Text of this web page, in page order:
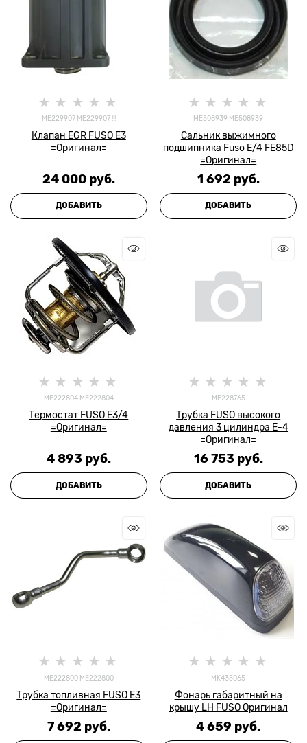
ME229907 ME229907 !!!
Клапан EGR FUSO Е3
=Оригинал=
24 000 руб.
ДОБАВИТЬ
ME508939 ME508939
Сальник выжимного
подшипника Fuso E/4 FE85D
=Оригинал=
1 692 руб.
ДОБАВИТЬ
ME222804 ME222804
Термостат FUSO Е3/4
=Оригинал=
4 893 руб.
ДОБАВИТЬ
ME228765
Трубка FUSO высокого
давления 3 цилиндра E-4
=Оригинал=
16 753 руб.
ДОБАВИТЬ
ME222800 ME222800
Трубка топливная FUSO Е3
=Оригинал=
7 692 руб.
MK435065
Фонарь габаритный на
крышу LH FUSO Оригинал
4 659 руб.